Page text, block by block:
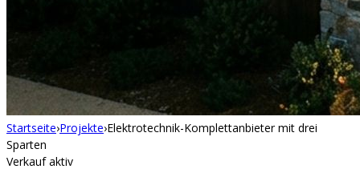
Startseite›Projekte›Elektrotechnik-Komplettanbieter mit drei
Sparten
Verkauf aktiv